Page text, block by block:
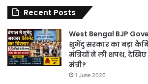
Recent Posts
West Bengal BJP
शुभेंदु सरकार का बड़ा
मंत्रियों ने ली शपथ,
मंत्री?
1 June 2026